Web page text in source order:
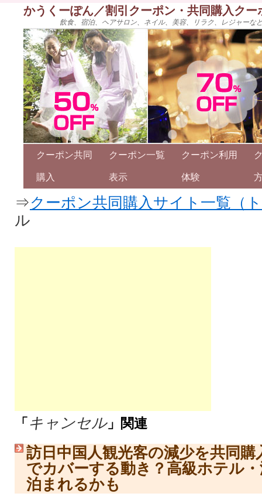
かうくーぽん／割引クーポン・共同購入ク
飲食、宿泊、ヘアサロン、ネイル、美容、リラク、レジャー
クーポン共同
購入
クーポン一覧
表示
クーポン利用
体験
⇒クーポン共同購入サイト一覧（
ル
「 キャンセル」関連
訪日中国人観光客の減少を共同
でカバーする動き？高級ホテル
泊まれるかも